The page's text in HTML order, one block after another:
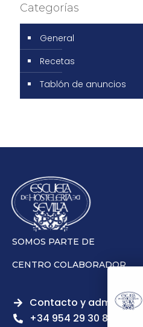
Categorías
General
Recetas
Tablón de anuncios
SOMOS PARTE DE
CENTRO COLABORADOR
Contacto y admisiones
+34 954 29 30 81